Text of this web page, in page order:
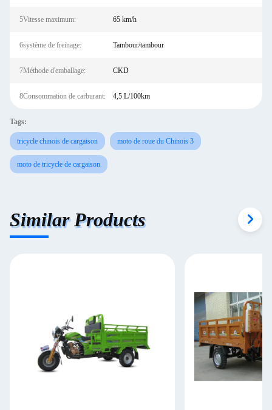
5Vitesse maximum: 65 km/h
6système de freinage: Tambour/tambour
7Méthode d'emballage: CKD
8Consommation de carburant: 4,5 L/100km
Tags:
tricycle chinois de cargaison moto de roue du Chinois 3
moto de tricycle de cargaison
Similar Products